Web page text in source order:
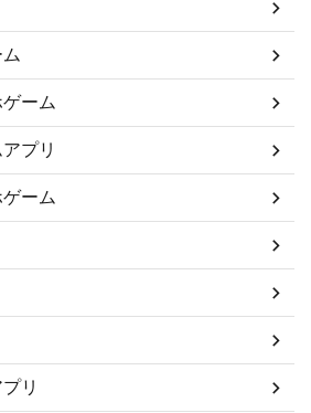
ーム
プリ
ーム
リ